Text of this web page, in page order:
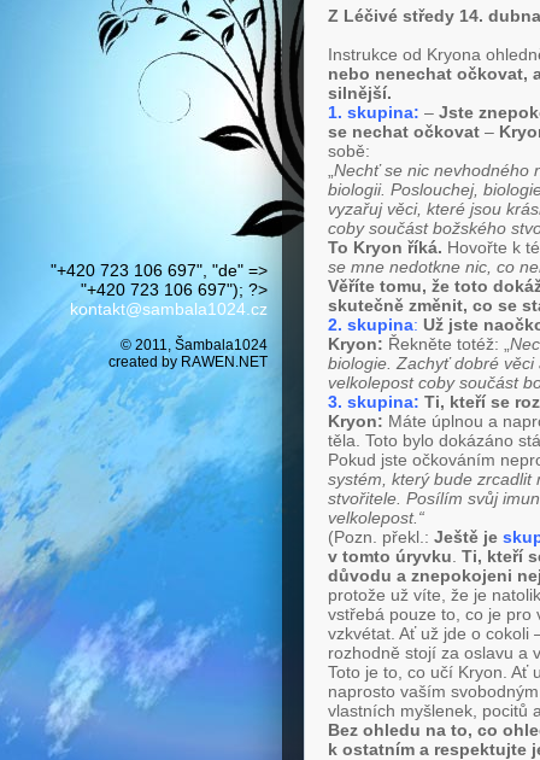
Z Léčivé středy 14. dubna
Instrukce od Kryona
nebo nenechat očkovat,
silnější.
1. skupina: – Jste
se nechat očkovat–
sobě:
Nechť se nic nevhodného
biologii. Poslouchej,
vyzařuj věci, které jsou
coby součást božského
To Kryon říká. Hovořte k
se mne nedotkne nic, co
Věříte tomu, že toto
skutečně změnit, co se
2. skupina: Už jste
Kryon: Řekněte totéž: „
biologie. Zachyť dobré
velkolepost coby součást
3. skupina: Ti, kteří se
Kryon: Máte úplnou a
těla. Toto bylo dokázáno
Pokud jste očkováním
systém, který bude zrcadlit
stvořitele. Posílím svůj
velkolepost.“
(Pozn. překl.: Ještě je
v tomto úryvku Ti, kteří
důvodu a znepokojeni
protože už víte, že je
vstřebá pouze to, co je pro
vzkvétat. Ať už jde o cokoli
rozhodně stojí za oslavu a
Toto je to, co učí Kryon. Ať
naprosto vaším
vlastních myšlenek, pocitů
Bez ohledu na to, co
k ostatním a respektujte
"+420 723 106 697", "de" =>
"+420 723 106 697"); ?>
kontakt@sambala1024.cz
© 2011, Šambala1024
created by RAWEN.NET